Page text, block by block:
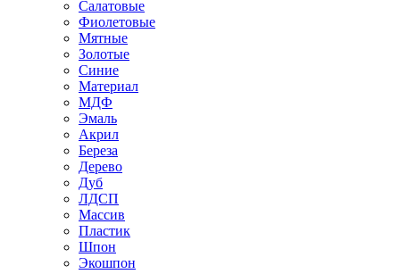
Салатовые
Фиолетовые
Мятные
Золотые
Синие
Материал
МДФ
Эмаль
Акрил
Береза
Дерево
Дуб
ЛДСП
Массив
Пластик
Шпон
Экошпон